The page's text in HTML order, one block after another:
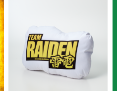
し
た。
¥3,657
で
す。